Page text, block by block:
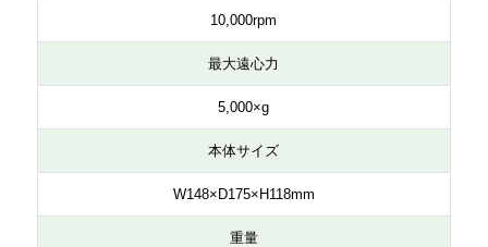
YASHICHI ANI～弥七 兄～
10,000rpm
最大遠心力
5,000×g
本体サイズ
W148×D175×H118mm
重量